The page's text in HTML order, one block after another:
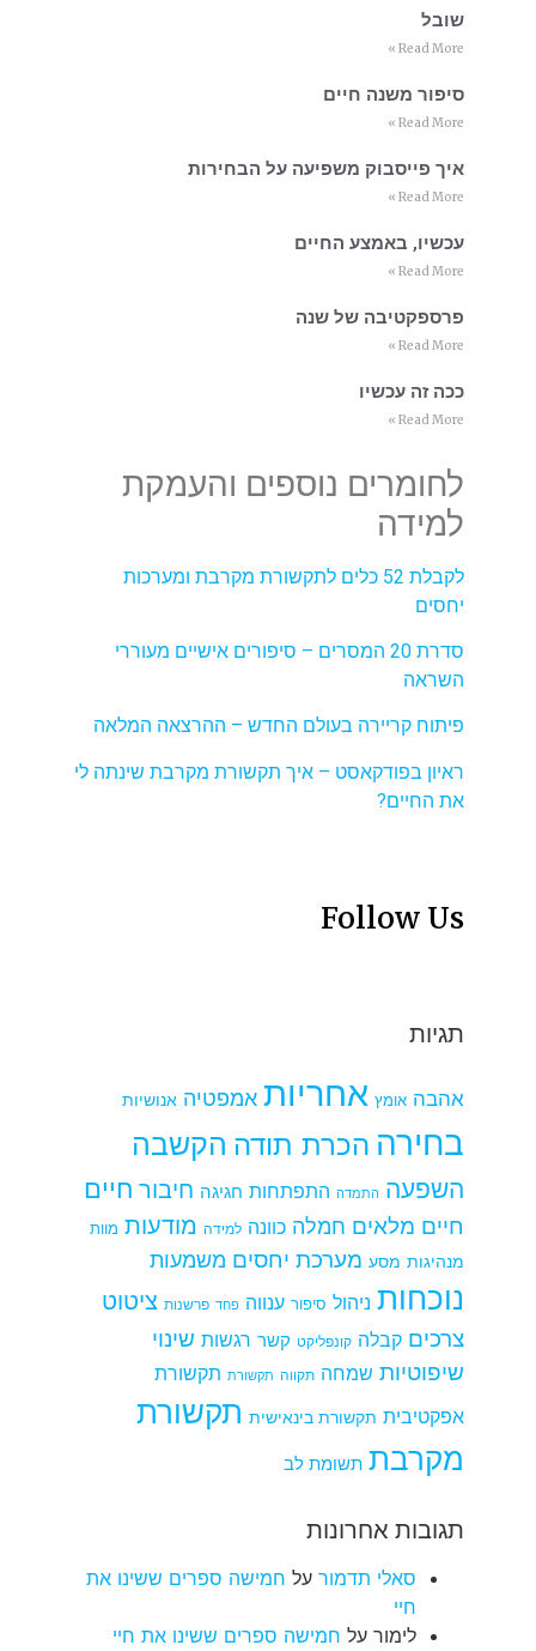
שובל
Read More »
סיפור משנה חיים
Read More »
איך פייסבוק משפיעה על הבחירות
Read More »
עכשיו, באמצע החיים
Read More »
פרספקטיבה של שנה
Read More »
ככה זה עכשיו
Read More »
לחומרים נוספים והעמקת
למידה
לקבלת 52 כלים לתקשורת מקרבת ומערכות
יחסים
סדרת 20 המסרים – סיפורים אישיים מעוררי
השראה
פיתוח קריירה בעולם החדש – ההרצאה המלאה
ראיון בפודקאסט – איך תקשורת מקרבת שינתה לי
את החיים?
Follow Us
תגיות
אהבה אומץ אחריות אמפטיה אנושיות
בחירה הכרת תודה הקשבה
השפעה התמדה התפתחות חגיגה חיבור חיים
חיים מלאים חמלה כוונה למידה מודעות מוות
מנהיגות מסע מערכת יחסים משמעות
נוכחות ניהול סיפור ענווה פחד פרשנות ציטוט
צרכים קבלה קונפליקט קשר רגשות שינוי
שיפוטיות שמחה תקווה תקשורת תקשורת
אפקטיבית תקשורת בינאישית תקשורת
מקרבת תשומת לב
תגובות אחרונות
סאלי תדמור על חמישה ספרים ששינו את
חיי
לימור על חמישה ספרים ששינו את חיי